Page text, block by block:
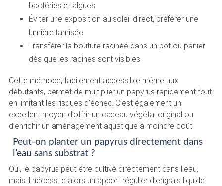
bactéries et algues
Éviter une exposition au soleil direct, préférer une
lumière tamisée
Transférer la bouture racinée dans un pot ou panier
dès que les racines sont visibles
Cette méthode, facilement accessible même aux
débutants, permet de multiplier un papyrus rapidement tout
en limitant les risques d’échec. C’est également un
excellent moyen d’offrir un cadeau végétal original ou
d’enrichir un aménagement aquatique à moindre coût.
Peut-on planter un papyrus directement dans
l’eau sans substrat ?
Oui, le papyrus peut être cultivé directement dans l’eau,
mais il nécessite alors un apport régulier d’engrais liquide